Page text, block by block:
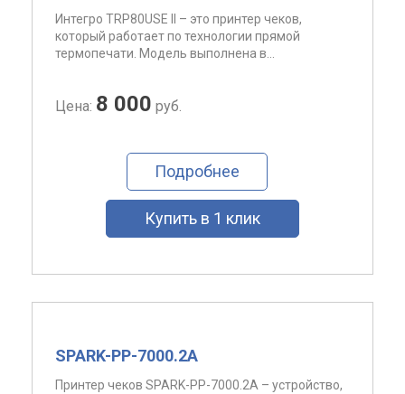
Интегро TRP80USE II – это принтер чеков,
который работает по технологии прямой
термопечати. Модель выполнена в...
Цена: 8 000 руб.
Подробнее
Купить в 1 клик
SPARK-PP-7000.2A
Принтер чеков SPARK-PP-7000.2A – устройство,